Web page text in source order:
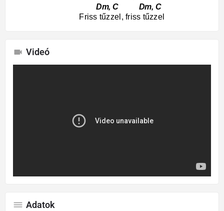
Dm, C Dm, C
Friss tűzzel, friss tűzzel
Videó
Adatok